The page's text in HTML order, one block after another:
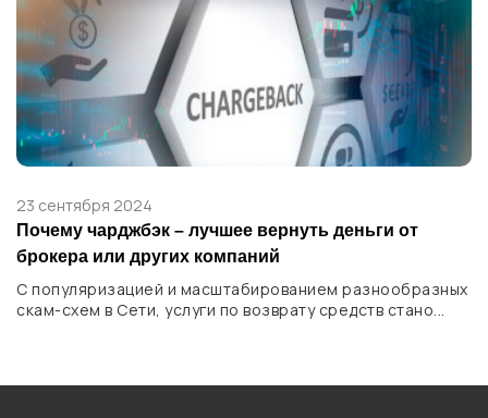
23 сентября 2024
Почему чарджбэк – лучшее вернуть деньги от
брокера или других компаний
С популяризацией и масштабированием разнообразных
скам-схем в Сети, услуги по возврату средств стано...